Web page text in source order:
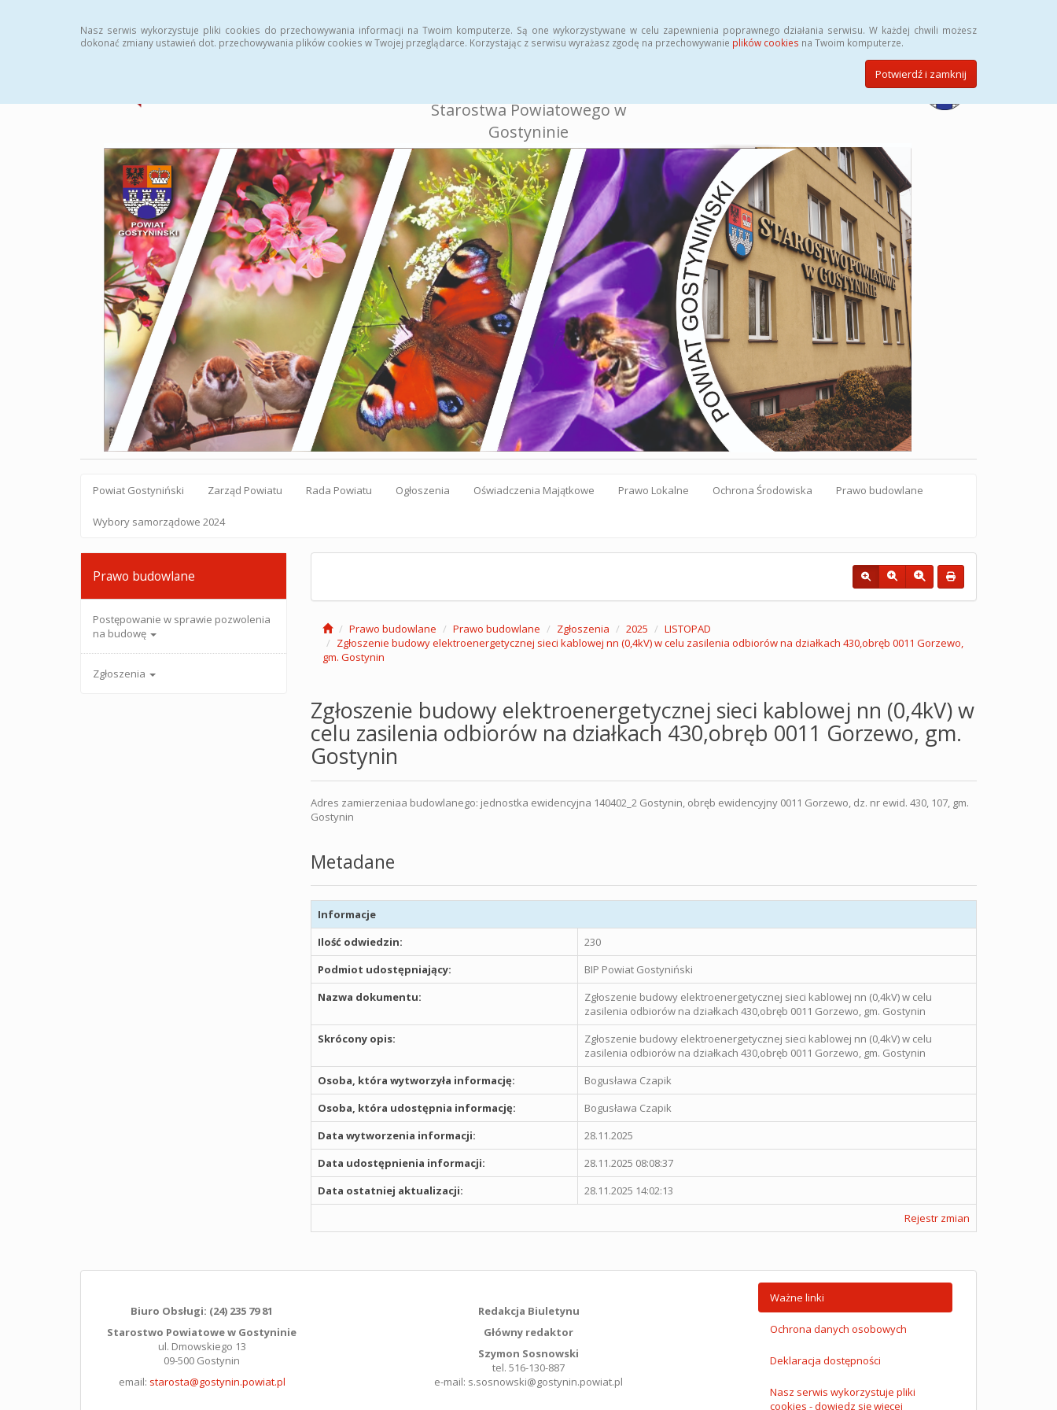
Nasz serwis wykorzystuje pliki cookies do przechowywania informacji na Twoim komputerze. Są one wykorzystywane w celu zapewnienia poprawnego działania serwisu. W każdej chwili możesz
dokonać zmiany ustawień dot. przechowywania plików cookies w Twojej przeglądarce. Korzystając z serwisu wyrażasz zgodę na przechowywanie plików cookies na Twoim komputerze.
Potwierdź i zamknij
Starostwa Powiatowego w
Gostyninie
Powiat Gostyniński Zarząd Powiatu Rada Powiatu Ogłoszenia Oświadczenia Majątkowe Prawo Lokalne Ochrona Środowiska Prawo budowlane
Wybory samorządowe 2024
Prawo budowlane
Postępowanie w sprawie pozwolenia
na budowę
Zgłoszenia
Prawo budowlane Prawo budowlane Zgłoszenia 2025
LISTOPAD
Zgłoszenie budowy elektroenergetycznej sieci kablowej nn (0,4kV) w celu zasilenia odbiorów na działkach 430,obręb 0011 Gorzewo,
gm. Gostynin
Zgłoszenie budowy elektroenergetycznej sieci kablowej nn (0,4kV) w
celu zasilenia odbiorów na działkach 430,obręb 0011 Gorzewo, gm.
Gostynin
Adres zamierzeniaa budowlanego: jednostka ewidencyjna 140402_2 Gostynin, obręb ewidencyjny 0011 Gorzewo, dz. nr ewid. 430, 107, gm.
Gostynin
Metadane
Informacje
Ilość odwiedzin:
230
Podmiot udostępniający:
BIP Powiat Gostyniński
Nazwa dokumentu:
Zgłoszenie budowy elektroenergetycznej sieci kablowej nn (0,4kV) w celu
zasilenia odbiorów na działkach 430,obręb 0011 Gorzewo, gm. Gostynin
Skrócony opis:
Zgłoszenie budowy elektroenergetycznej sieci kablowej nn (0,4kV) w celu
zasilenia odbiorów na działkach 430,obręb 0011 Gorzewo, gm. Gostynin
Osoba, która wytworzyła informację:
Bogusława Czapik
Osoba, która udostępnia informację:
Bogusława Czapik
Data wytworzenia informacji:
28.11.2025
Data udostępnienia informacji:
28.11.2025 08:08:37
Data ostatniej aktualizacji:
28.11.2025 14:02:13
Rejestr zmian
Biuro Obsługi: (24) 235 79 81
Starostwo Powiatowe w Gostyninie
ul. Dmowskiego 13
09-500 Gostynin
email: starosta@gostynin.powiat.pl
Redakcja Biuletynu
Główny redaktor
Szymon Sosnowski
tel. 516-130-887
e-mail: s.sosnowski@gostynin.powiat.pl
Ważne linki
Ochrona danych osobowych
Deklaracja dostępności
Nasz serwis wykorzystuje pliki
cookies - dowiedz się więcej